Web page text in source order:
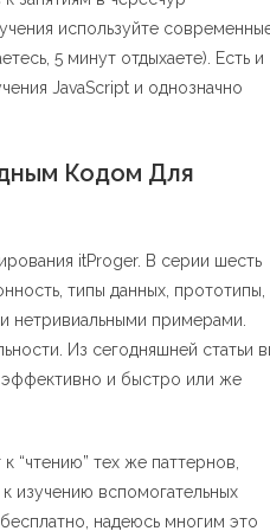
используйте
5 минут отдыхаете). Есть и
JavaScript и однозначно
Кодом Для
itProger. В серии шесть
типы данных, прототипы,
нетривиальными примерами.
Из сегодняшней статьи
эффективно и быстро или же
“чтению” тех же паттернов,
изучению вспомогательных
надеюсь многим это